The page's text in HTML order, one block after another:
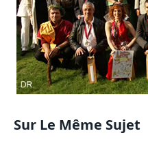
Sur Le Même Sujet